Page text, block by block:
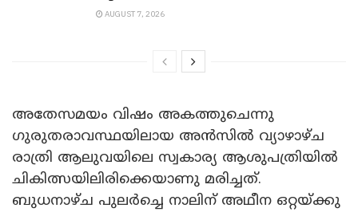
AUGUST 7, 2026
അതേസമയം വിഷം അകത്തുചെന്നു
ഗുരുതരാവസ്ഥയിലായ അൻസിൽ വ്യാഴാഴ്ച
രാത്രി ആലുവയിലെ സ്വകാര്യ ആശുപത്രിയിൽ
ചികിത്സയിലിരിക്കെയാണു മരിച്ചത്.
ബുധനാഴ്ച പുലർച്ചെ നാലിന് അഥീന ഒറ്റയ്ക്കു